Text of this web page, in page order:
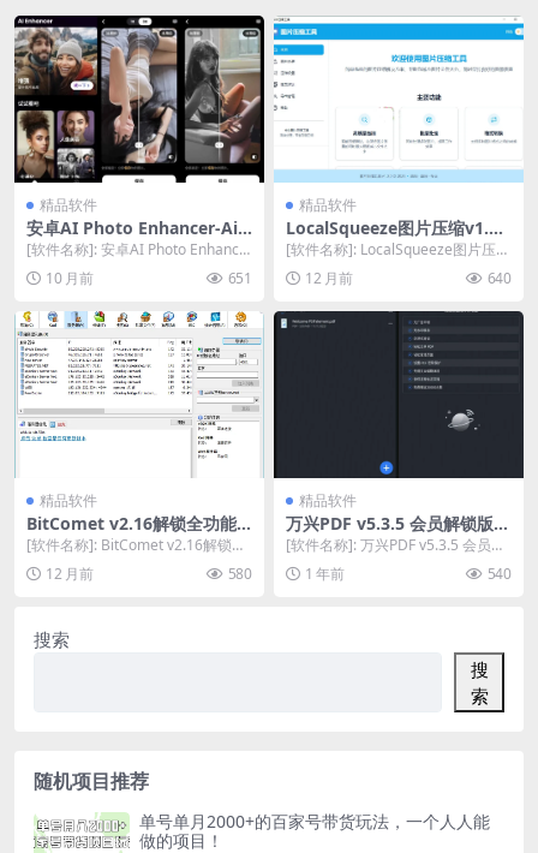
精品软件
安卓AI Photo Enhancer-Ai
照片增强修复 v1.3.7.107 解锁
高级版，一键翻新老照片，十
年旧图变超清
[软件名称]: 安卓AI Photo Enhance
r-Ai照片增强修复 [软件...
10 月前 651
精品软件
LocalSqueeze图片压缩v1.0.
4绿色版，高效压缩不损画质
[软件名称]: LocalSqueeze图片压缩
v1.0.4绿色版 [软件大小]...
12 月前 640
精品软件
BitComet v2.16解锁全功能
豪华版，一键做种远控，高速
[软件名称]: BitComet v2.16解锁全
功能豪华版 [软件大小]: 3...
12 月前 580
精品软件
万兴PDF v5.3.5 会员解锁版，
AI 识别+去广告双加持，手机
[软件名称]: 万兴PDF v5.3.5 会员解
锁版 [软件大小]: 86.9 ...
1 年前 540
搜索
搜
索
随机项目推荐
单号单月2000+的百家号带货玩法，一个人人能
做的项目！